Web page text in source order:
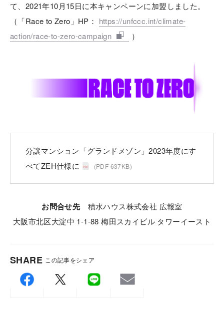
て、2021年10月15日に本キャンペーンに加盟しました。
（「Race to Zero」HP： https://unfccc.int/climate-
action/race-to-zero-campaign
）
分譲マンション「グランドメゾン」2023年度にす
べてZEH仕様に
(PDF 637KB)
お問合せ先 積⽔ハウス株式会社 広報室
⼤阪市北区⼤淀中 1-1-88 梅⽥スカイビル タワーイースト
SHARE この記事をシェア